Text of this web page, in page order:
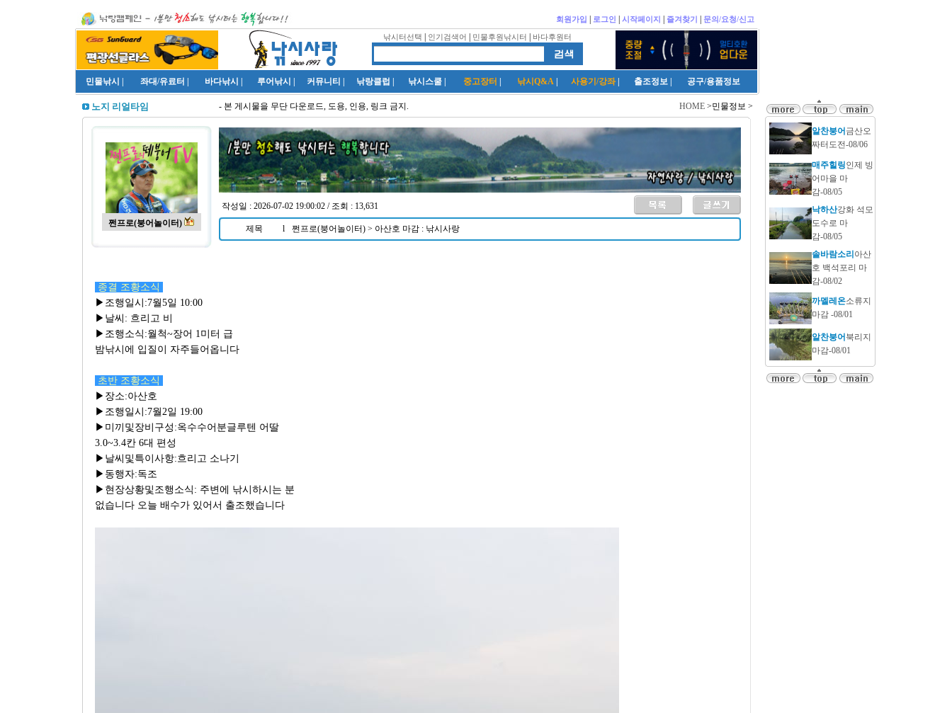
회원가입 로그인 시작페이지 즐겨찾기 문의/요청/신고
낚시터선택 인기검색어 민물후원낚시터 바다후원터
민물낚시 좌대/유료터 바다낚시 루어낚시 커뮤니티 낚랑클럽 낚시스쿨 중고장터 낚시Q&A 사용기/강좌 출조정보 공구/용품정보
노지 리얼타임 - 본 게시물을 무단 다운로드, 도용, 인용, 링크 금지. HOME>민물정보 >
쩐프로(붕어놀이터)
작성일 : 2026-07-02 19:00:02 / 조회 : 13,631
제목 l 쩐프로(붕어놀이터) > 아산호 마감 : 낚시사랑
종결 조황소식
▶조행일시:7월5일 10:00
▶날씨: 흐리고 비
▶조행소식:월척~장어 1미터 급
밤낚시에 입질이 자주들어옵니다
초반 조황소식
▶장소:아산호
▶조행일시:7월2일 19:00
▶미끼및장비구성:옥수수어분글루텐 어딸
3.0~3.4칸 6대 편성
▶날씨및특이사항:흐리고 소나기
▶동행자:독조
▶현장상황및조행소식: 주변에 낚시하시는 분
없습니다 오늘 배수가 있어서 출조했습니다
알찬붕어 금산오
짜터도전-08/06
매주힐링인제 빙
어마을 마
감-08/05
낙하산강화 석모
도수로 마
감-08/05
솔바람소리 아산
호 백석포리 마
감-08/02
까멜레온소류지
마감 -08/01
알찬붕어 북리지
마감-08/01